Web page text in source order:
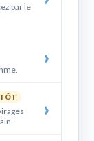
par le